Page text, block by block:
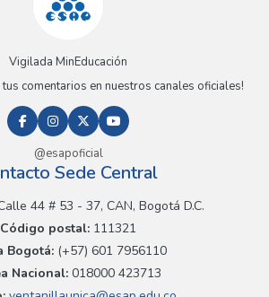
Vigilada MinEducación
tus comentarios en nuestros canales oficiales!
@esapoficial
Sede Central
44 # 53 - 37, CAN, Bogotá D.C.
Código postal: 111321
Bogotá:(+57) 601 7956110
Nacional: 018000 423713